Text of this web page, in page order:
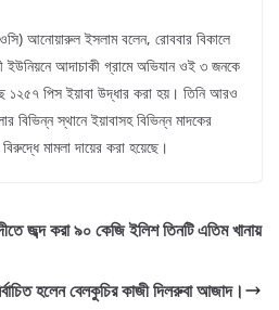
আনোয়ারুল ইসলাম বলেন, রোববার বিকালে
ইউনিয়নে আদাচাকী গ্রামে অভিযান ওই ৩ জনকে
পিস ইয়াবা উদ্ধার করা হয়। তিনি আরও
বিভিন্ন স্থানে ইয়াবাসহ বিভিন্ন মাদকের
মামলা দায়ের করা হয়েছে।
জব্দ করা ৯০ কেজি ইলিশ তিনটি এতিম খানায়
হলেন বেলকুচির কাজী দিলরুবা আজাদ।